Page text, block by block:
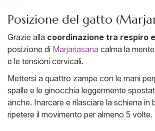
Posizione del gatto
Grazie alla coordinazione tra respiro
posizione di Marjariasana calma la
e le tensioni cervicali.
Mettersi a quattro zampe con le mani
spalle e le ginocchia leggermente
anche. Inarcare e rilasciare la schiena in
ripetere il movimento per almeno 5 volte.